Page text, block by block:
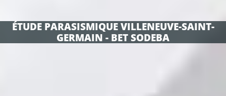
ÉTUDE PARASISMIQUE VILLENEUVE-SAINT-
GERMAIN - BET SODEBA